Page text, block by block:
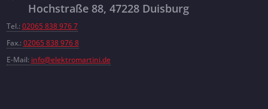
Hochstraße 88, 47228 Duisburg
Tel.: 02065 838 976 7
Fax.: 02065 838 976 8
E-Mail: info@elektromartini.de